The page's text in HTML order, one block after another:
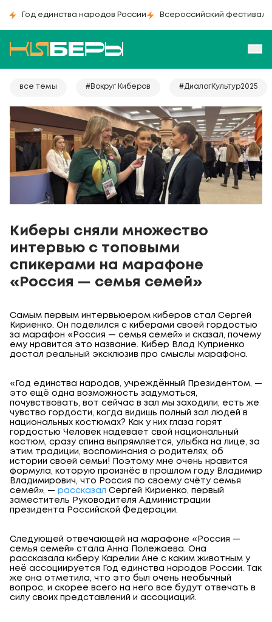
Год единства народов России Всероссийский фестиваль
все темы #Вокруг Киберов #ДиалогКультур2025
Киберы сняли множество
интервью с топовыми
спикерами на марафоне
«Россия — семья семей»
Самым первым интервьюером киберов стал Сергей
Кириенко. Он поделился с киберами своей гордостью
за марафон «Россия — семья семей» и сказал, почему
ему нравится это название. Кибер Влад Куприенко
достал реальный эксклюзив про смыслы марафона.
«Год единства народов, учреждённый Президентом, —
это ещё одна возможность задуматься,
почувствовать, вот сейчас в зал мы заходили, есть же
чувство гордости, когда видишь полный зал людей в
национальных костюмах? Как у них глаза горят
гордостью Человек надевает свой национальный
костюм, сразу спина выпрямляется, улыбка на лице, за
этим традиции, воспоминания о родителях, об
истории своей семьи! Поэтому мне очень нравится
формула, которую произнёс в прошлом году Владимир
Владимирович, что Россия по своему счёту семья
семей», — рассказал Сергей Кириенко, первый
заместитель Руководителя Администрации
президента Российской Федерации.
Следующей отвечающей на марафоне «Россия —
семья семей» стала Анна Полежаева. Она
рассказала киберу Карелии Ане с каким животным у
неё ассоциируется Год единства народов России. Так
же она отметила, что это был очень необычный
вопрос, и скорее всего на него все будут отвечать в
силу своих представлений и ассоциаций.